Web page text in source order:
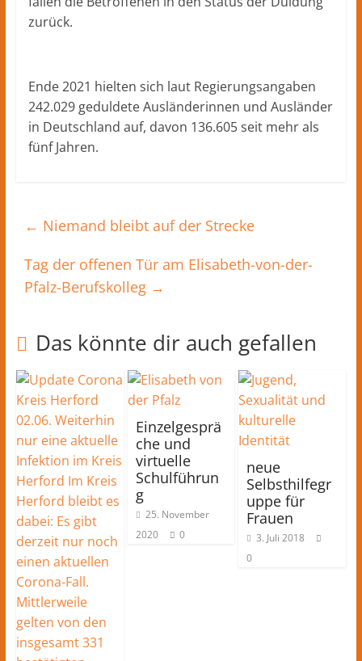
zurück.
Ende 2021 hielten sich laut Regierungsangaben
242.029 geduldete Ausländerinnen und Ausländer
in Deutschland auf, davon 136.605 seit mehr als
fünf Jahren.
← Niemand bleibt auf der Strecke
Tag der offenen Tür am Elisabeth-von-der-
Pfalz-Berufskolleg →
Das könnte dir auch gefallen
Einzelgesprä
che und
virtuelle
Schulführun
g
25. November
2020
0
neue
Selbsthilfegr
uppe für
Frauen
3. Juli 2018
0